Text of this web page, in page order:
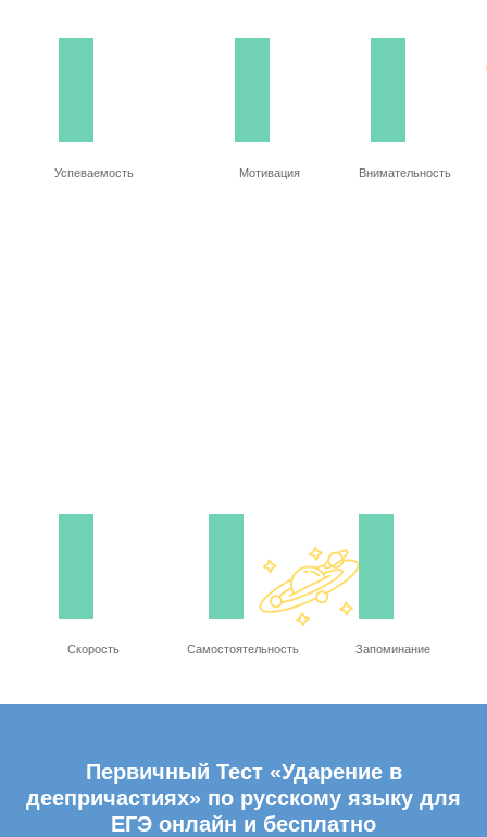
Успеваемость Мотивация Внимательность
Скорость Самостоятельность Запоминание
Первичный Тест «Ударение в
деепричастиях» по русскому языку для
ЕГЭ онлайн и бесплатно